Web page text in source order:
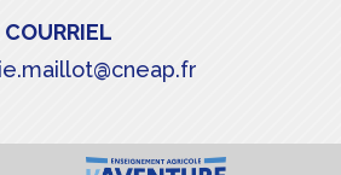
COURRIEL